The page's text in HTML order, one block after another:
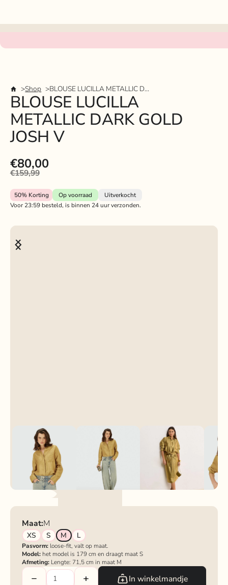
Shop BLOUSE LUCILLA METALLIC DARK GOLD JOSH V
BLOUSE LUCILLA
METALLIC DARK GOLD
JOSH V
€80,00
€159,99
50%Korting Op voorraad
Uitverkocht
Voor 23:59 besteld, is binnen 24 uur verzonden.
Maat:M
XS S M L
Pasvorm: loose-fit, valt op maat.
Model: het model is 179 cm en draagt maat S
Afmeting: Lengte: 71,5 cm in maat M
In winkelmandje